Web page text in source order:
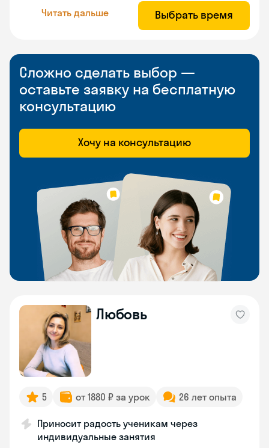
Читать дальше Выбрать время
Сложно сделать выбор —
оставьте заявку на бесплатную
консультацию
Хочу на консультацию
Любовь
5 от 1880 ₽ за урок 26 лет опыта
Приносит радость ученикам через
индивидуальные занятия